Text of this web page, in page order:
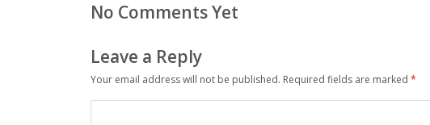
No Comments Yet
Leave a Reply
Your email address will not be published. Required fields are marked *